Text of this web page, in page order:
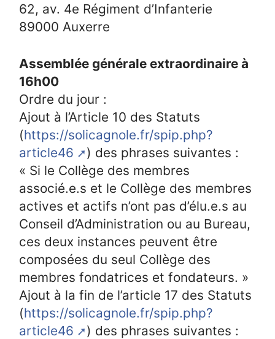
62, av. 4e Régiment d’Infanterie
89000 Auxerre
Assemblée générale extraordinaire à
16h00
Ordre du jour :
Ajout à l’Article 10 des Statuts
(https://solicagnole.fr/spip.php?
article46
) des phrases suivantes :
« Si le Collège des membres
associé.e.s et le Collège des membres
actives et actifs n’ont pas d’élu.e.s au
Conseil d’Administration ou au Bureau,
ces deux instances peuvent être
composées du seul Collège des
membres fondatrices et fondateurs. »
Ajout à la fin de l’article 17 des Statuts
(https://solicagnole.fr/spip.php?
article46
) des phrases suivantes :